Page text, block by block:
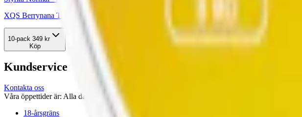
XQS Berrynana Twist 8 mg 4
10-pack 349 kr
Köp
Kundservice
Kontakta oss
Våra öppettider är: Alla dagar 08:00 - 18:00 Vi svarar vanligtvis inom 24 timmar på vardagar.
18-årsgräns